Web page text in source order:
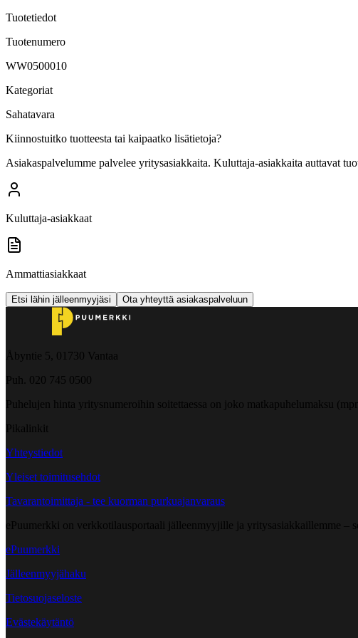
Tuotetiedot
Tuotenumero
WW0500010
Kategoriat
Sahatavara
Kiinnostuitko tuotteesta tai kaipaatko lisätietoja?
Asiakaspalvelumme palvelee yritysasiakkaita. Kuluttaja-asiakkaita auttavat
Kuluttaja-asiakkaat
Ammattiasiakkaat
Etsi lähin jälleenmyyjäsi Ota yhteyttä asiakaspalveluun
Åbyntie 5, 01730 Vantaa
Puh. 020 745 0500
Puhelujen hinta yritysnumeroihin soitettaessa on joko matkapuhelumaksu
Pikalinkit
Yhteystiedot
Yleiset toimitusehdot
Tavarantoimittaja - tee kuorman purkuajanvaraus
ePuumerkki on verkkotilausportaali jälleenmyyjille ja yritysasiakkaillemme –
ePuumerkki
Jälleenmyyjähaku
Tietosuojaseloste
Evästekäytäntö